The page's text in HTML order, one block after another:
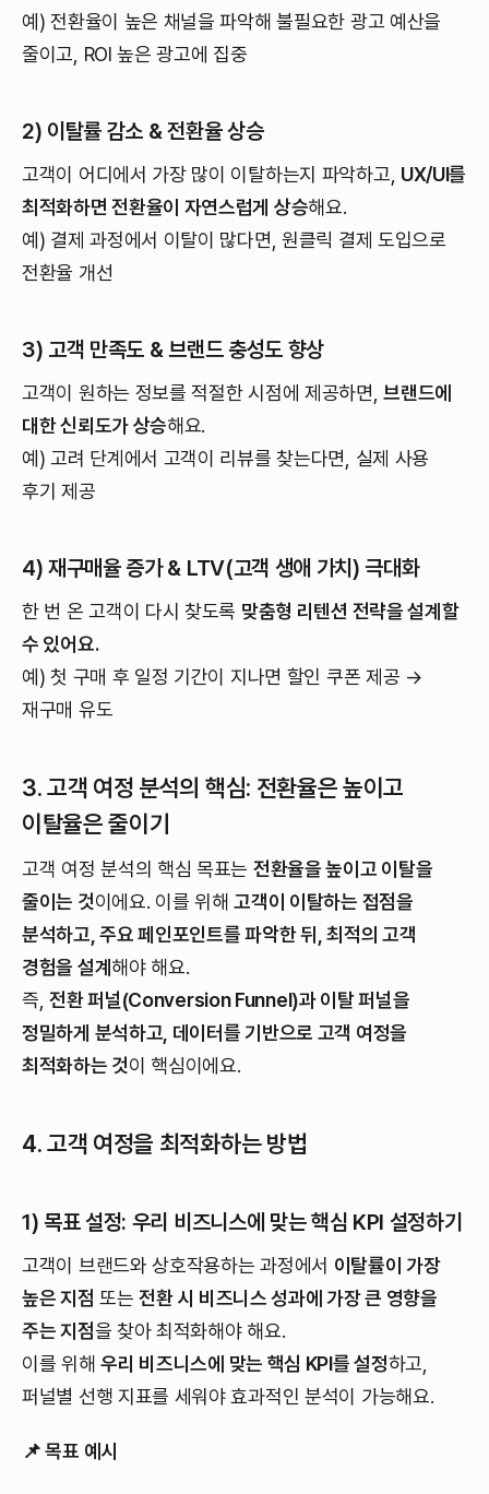
예) 전환율이 높은 채널을 파악해 불필요한 광고 예산을
줄이고, ROI 높은 광고에 집중
2) 이탈률 감소 & 전환율 상승
고객이 어디에서 가장 많이 이탈하는지 파악하고, UX/UI를
최적화하면 전환율이 자연스럽게 상승해요.
예) 결제 과정에서 이탈이 많다면, 원클릭 결제 도입으로
전환율 개선
3) 고객 만족도 & 브랜드 충성도 향상
고객이 원하는 정보를 적절한 시점에 제공하면,브랜드에
대한 신뢰도가 상승해요.
예) 고려 단계에서 고객이 리뷰를 찾는다면, 실제 사용
후기 제공
4) 재구매율 증가 & LTV(고객 생애 가치) 극대화
한 번 온 고객이 다시 찾도록 맞춤형 리텐션 전략을 설계할
수 있어요.
예) 첫 구매 후 일정 기간이 지나면 할인 쿠폰 제공 →
재구매 유도
3. 고객 여정 분석의 핵심: 전환율은 높이고
이탈율은 줄이기
고객 여정 분석의 핵심 목표는 전환율을 높이고 이탈을
줄이는 것이에요. 이를 위해고객이 이탈하는 접점을
분석하고, 주요 페인포인트를 파악한 뒤, 최적의 고객
경험을 설계 해야 해요.
즉,전환 퍼널(Conversion Funnel)과 이탈 퍼널을
정밀하게 분석하고, 데이터를 기반으로 고객 여정을
최적화하는 것이 핵심이에요.
4. 고객 여정을 최적화하는 방법
1) 목표 설정: 우리 비즈니스에 맞는 핵심 KPI 설정하기
고객이 브랜드와 상호작용하는 과정에서 이탈률이 가장
높은 지점 또는전환 시 비즈니스 성과에 가장 큰 영향을
주는 지점을 찾아 최적화해야 해요.
이를 위해우리 비즈니스에 맞는 핵심 KPI를 설정하고,
퍼널별 선행 지표를 세워야 효과적인 분석이 가능해요.
📌 목표 예시